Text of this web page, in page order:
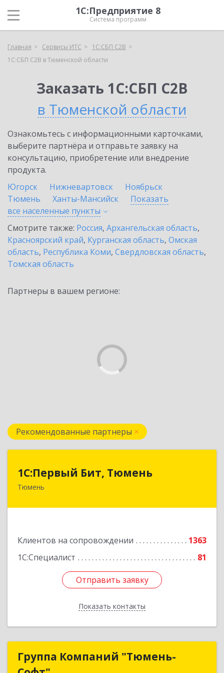
1С:Предприятие 8
Система программ
Главная Сервисы ИТС
1С:СБП C2B
1С:СБП C2B в Тюменской области
Заказать 1С:СБП C2B
в Тюменской области
Ознакомьтесь с информационными карточками,
выберите партнёра и отправьте заявку на
консультацию, приобретение или внедрение
продукта.
Югорск
Нижневартовск
Ноябрьск
Тюмень
Ханты-Мансийск
Показать
все населенные пункты
Смотрите также: Россия, Архангельская область,
Красноярский край, Курганская область, Омская
область, Республика Коми, Свердловская область,
Томская область
Партнеры в вашем регионе:
Рекомендованные партнеры
1С:Первый Бит, Тюмень
Тюмень
Клиентов на сопровождении
1363
1С:Специалист
81
Отправить заявку
Показать контакты
1С:Первый Бит, Тюмень
625000, Тюменская обл, Тюмень г, Республики
Отправить заявку
Назад
Группа Компаний "Тюмень-
Группа Компаний "Тюмень-